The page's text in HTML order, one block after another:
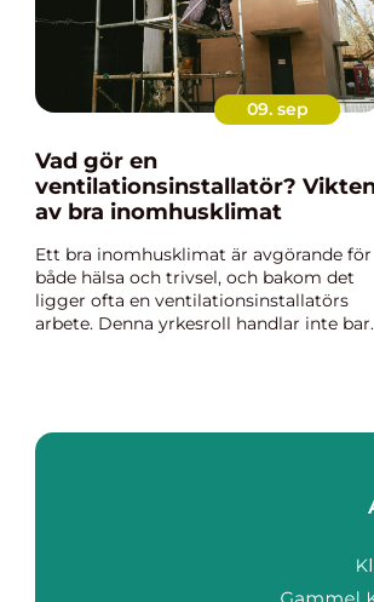
09. sep
Vad gör en
ventilationsinstallatör?
av bra inomhusklimat
Ett bra inomhusklimat är avgörande för
både hälsa och trivsel, och bakom det
ligger ofta en ventilationsinstallatörs
arbete. Denna yrkesroll handlar inte